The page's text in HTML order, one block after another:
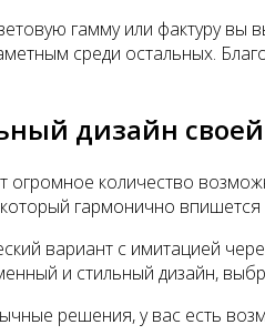
гамму или фактуру вы
среди остальных.
дизайн
огромное количество
гармонично впишется
вариант с имитацией
и стильный дизайн,
решения, у вас есть